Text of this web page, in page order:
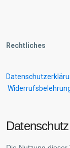
Rechtliches
Datenschutz